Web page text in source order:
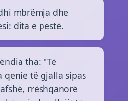
mbrëmja dhe
dita e pestë.
tha: "Të
qenie të gjalla sipas
rrëshqanorë